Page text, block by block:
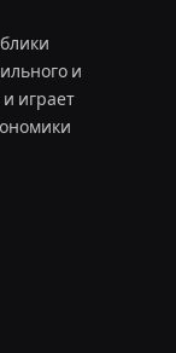
и
играет